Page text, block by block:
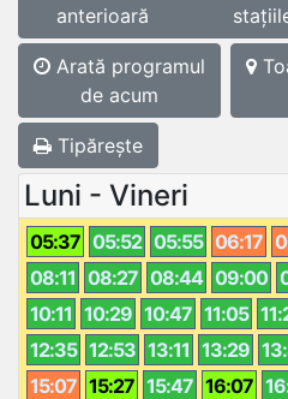
anterioară
Arată programul
de acum
Tipărește
Luni - Vineri
05:37 05:52 05:55 06:17
08:11 08:27 08:44 09:00
10:11 10:29 10:47 11:05
12:35 12:53 13:11 13:29
15:07 15:27 15:47 16:07